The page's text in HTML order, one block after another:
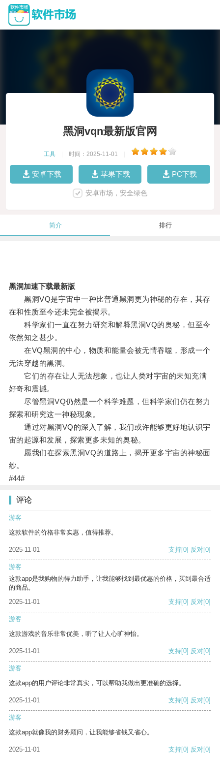
黑洞vqn最新版官网
工具 时间：2025-11-01
安卓下载 苹果下载 PC下载
安卓市场，安全绿色
简介 排行
黑洞加速下载最新版
黑洞VQ是宇宙中一种比普通黑洞更为神秘的存在，其存
在和性质至今还未完全被揭示。
科学家们一直在努力研究和解释黑洞VQ的奥秘，但至今
依然知之甚少。
在VQ黑洞的中心，物质和能量会被无情吞噬，形成一个
无法穿越的黑洞。
它们的存在让人无法想象，也让人类对宇宙的未知充满
好奇和震撼。
尽管黑洞VQ仍然是一个科学难题，但科学家们仍在努力
探索和研究这一神秘现象。
通过对黑洞VQ的深入了解，我们或许能够更好地认识宇
宙的起源和发展，探索更多未知的奥秘。
愿我们在探索黑洞VQ的道路上，揭开更多宇宙的神秘面
纱。
#44#
评论
游客
这款软件的价格非常实惠，值得推荐。
2025-11-01 支持[0] 反对[0]
游客
这款app是我购物的得力助手，让我能够找到最优惠的价格，买到最合适
的商品。
2025-11-01
支持[0] 反对[0]
游客
这款游戏的音乐非常优美，听了让人心旷神怡。
2025-11-01 支持[0] 反对[0]
游客
这款app的用户评论非常真实，可以帮助我做出更准确的选择。
2025-11-01 支持[0] 反对[0]
游客
这款app就像我的财务顾问，让我能够省钱又省心。
2025-11-01 支持[0] 反对[0]